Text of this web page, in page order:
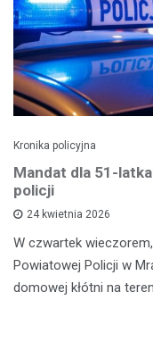
Kronika policyjna
Mandat dla 51-
policji
24 kwietnia 2026
W czwartek
Powiatowej Policji w
domowej kłótni na